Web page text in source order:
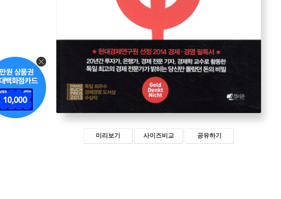
미리보기 사이즈비교 공유하기